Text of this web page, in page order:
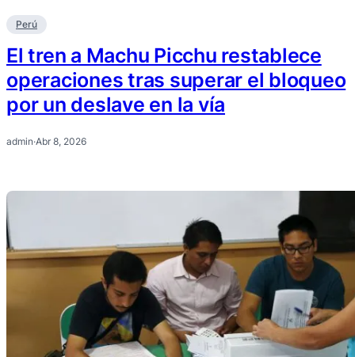
Perú
El tren a Machu Picchu restablece
operaciones tras superar el bloqueo
por un deslave en la vía
admin·Abr 8, 2026